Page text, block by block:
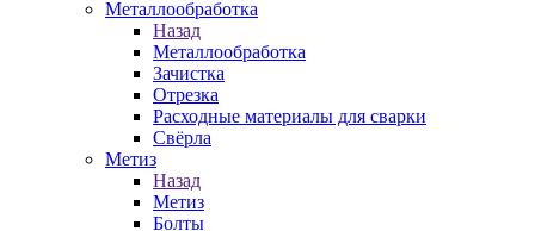
Металлообработка
Назад
Металлообработка
Зачистка
Отрезка
Расходные материалы для сварки
Свёрла
Метиз
Назад
Метиз
Болты